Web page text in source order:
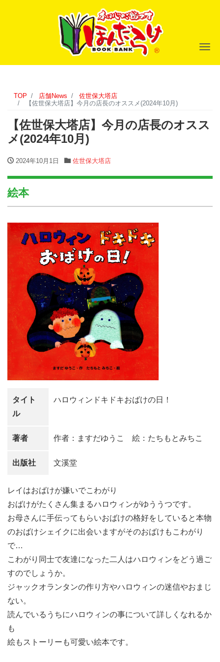
ナ
TOP 店舗News
佐世保大塔店
【佐世保大塔店】今月の店長のオススメ(2024年10月)
【佐世保大塔店】今月の店長のオスス
メ(2024年10月)
2024年10月1日 佐世保大塔店
絵本
タイト
ル
ハロウィンドキドキおばけの日！
著者 作者：ますだゆうこ 絵：たちもとみちこ
出版社 文溪堂
レイはおばけが嫌いでこわがり
おばけがたくさん集まるハロウィンがゆううつです。
お母さんに手伝ってもらいおばけの格好をしていると本物
のおばけシェイクに出会いますがそのおばけもこわがり
で…
こわがり同士で友達になった二人はハロウィンをどう過ご
すのでしょうか。
ジャックオランタンの作り方やハロウィンの迷信やおまじ
ない。
読んでいるうちにハロウィンの事について詳しくなれるか
も
絵もストーリーも可愛い絵本です。